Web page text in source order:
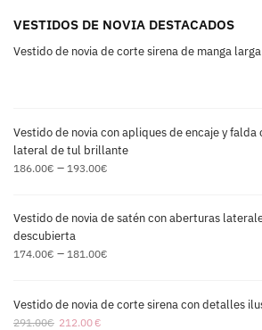
VESTIDOS DE NOVIA DESTACADOS
Vestido de novia de corte sirena de manga
Vestido de novia con apliques de encaje y falda
lateral de tul brillante
186.00€ – 193.00€
Vestido de novia de satén con aberturas
descubierta
174.00€ – 181.00€
Vestido de novia de corte sirena con detalles
291.00€ 212.00€